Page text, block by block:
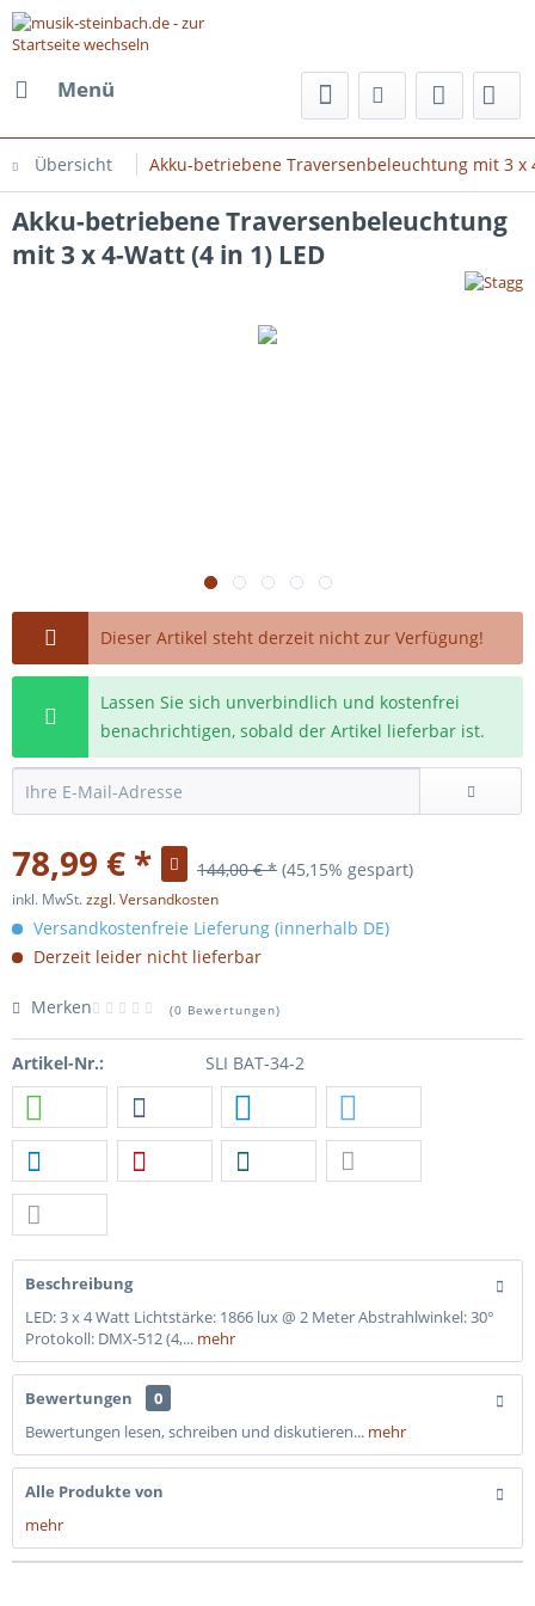
Menü
Übersicht Akku-betriebene Traversenbeleuchtung mit 3 x
Akku-betriebene Traversenbeleuchtung
mit 3 x 4-Watt (4 in 1) LED
Dieser Artikel steht derzeit nicht zur Verfügung!
Lassen Sie sich unverbindlich und kostenfrei
benachrichtigen, sobald der Artikel lieferbar ist.
78,99 € * 144,00 € * (45,15% gespart)
inkl. MwSt.zzgl. Versandkosten
Versandkostenfreie Lieferung (innerhalb DE)
Derzeit leider nicht lieferbar
Merken (0 Bewertungen)
Artikel-Nr.: SLI BAT-34-2
Beschreibung
LED: 3 x 4 Watt Lichtstärke: 1866 lux @ 2 Meter Abstrahlwinkel: 30°
Protokoll: DMX-512 (4,... mehr
Bewertungen
0
Bewertungen lesen, schreiben und diskutieren... mehr
Alle Produkte von
mehr